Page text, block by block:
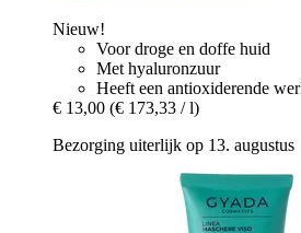
Nieuw!
Voor droge en doffe huid
Met hyaluronzuur
Heeft een antioxiderende
€ 13,00 (€ 173,33 / l)
Bezorging uiterlijk op 13. augustus